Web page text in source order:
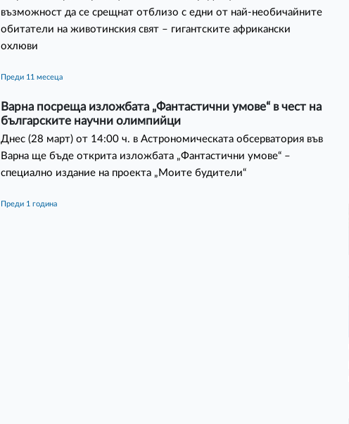
възможност да се срещнат отблизо с едни от най-необичайните
обитатели на животинския свят – гигантските африкански
охлюви
преди 11 месеца
Варна посреща изложбата „Фантастични умове“ в чест на
българските научни олимпийци
Днес (28 март) от 14:00 ч. в Астрономическата обсерватория във
Варна ще бъде открита изложбата „Фантастични умове“ –
специално издание на проекта „Моите будители“
преди 1 година